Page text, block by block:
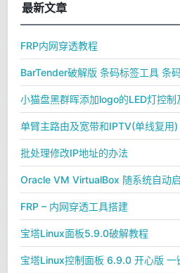
最新文章
FRP内网穿透教程
BarTender破解版 条码标签工具 条
小猫盘黑群晖添加logo的LED灯控制
单臂主路由及宽带和IPTV(单线复用)
批处理修改IP地址的办法
Oracle VM VirtualBox 随系统自动
FRP – 内网穿透工具搭建
宝塔Linux面板5.9.0破解教程
宝塔Linux控制面板 6.9.0 开心版 一